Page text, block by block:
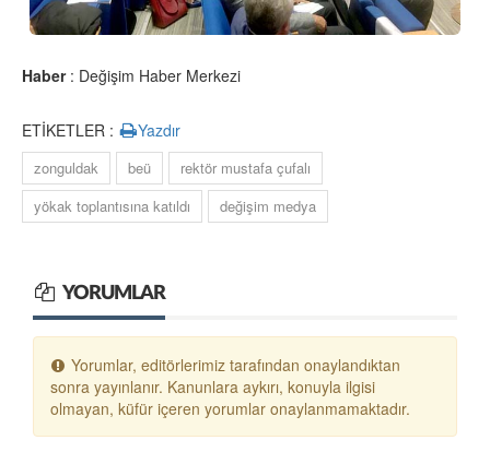
Haber: Değişim Haber Merkezi
ETİKETLER : Yazdır
zonguldak beü
rektör mustafa çufalı
yökak toplantısına katıldı
değişim medya
YORUMLAR
Yorumlar, editörlerimiz tarafından onaylandıktan
sonra yayınlanır. Kanunlara aykırı, konuyla ilgisi
olmayan, küfür içeren yorumlar onaylanmamaktadır.